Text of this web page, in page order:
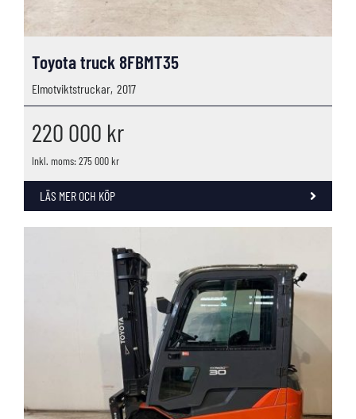
Toyota truck 8FBMT35
Elmotviktstruckar, 2017
220 000 kr
Inkl. moms: 275 000 kr
LÄS MER OCH KÖP